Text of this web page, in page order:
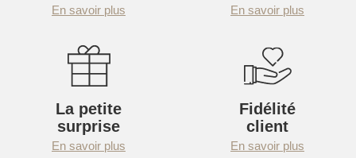
En savoir plus En savoir plus
La petite
surprise
En savoir plus
Fidélité
client
En savoir plus